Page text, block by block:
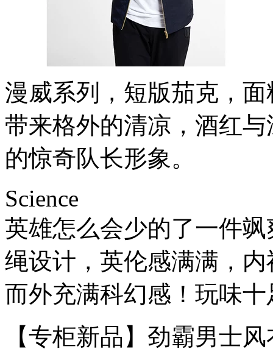
漫威系列，短版茄克，
带来格外的清凉，酒红
的惊奇队长形象。
Science
英雄怎么会少的了一件
绳设计，英伦感满满，
而外充满科幻感！玩味十
【专柜新品】劲霸男士